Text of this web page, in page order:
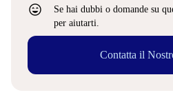
sentiment_very_satisfied
Se hai dubbi o domande su
per aiutarti.
Contatta il